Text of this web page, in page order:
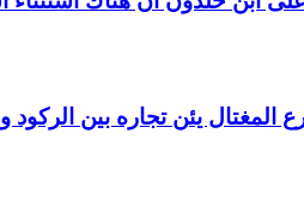
المغتال يئن تجاره بين